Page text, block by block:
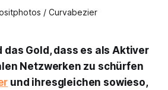
/ Curvabezier
das Gold, dass es als Aktiver
Netzwerken zu schürfen
und ihresgleichen sowieso,